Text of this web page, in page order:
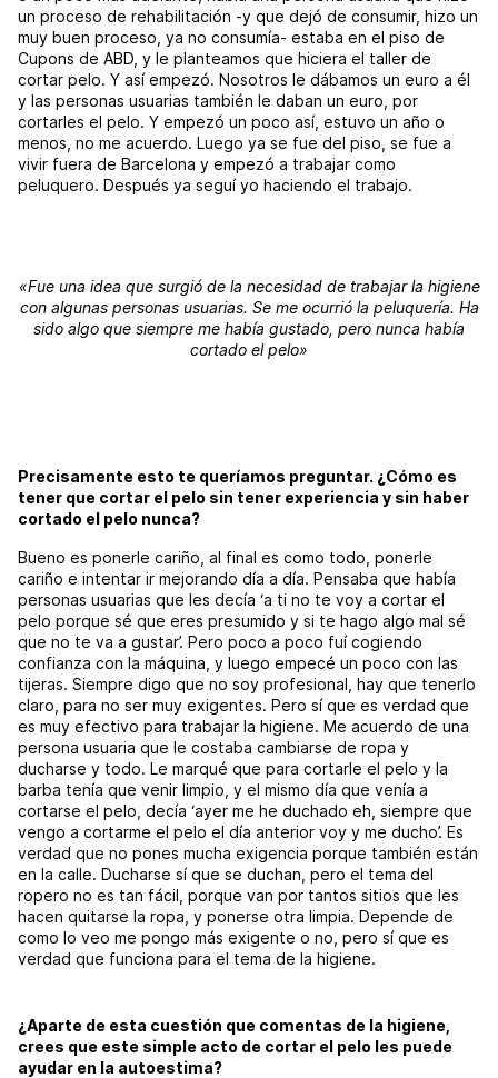
un proceso de rehabilitación -y que dejó de consumir, hizo un
muy buen proceso, ya no consumía- estaba en el piso de
Cupons de ABD, y le planteamos que hiciera el taller de
cortar pelo. Y así empezó. Nosotros le dábamos un euro a él
y las personas usuarias también le daban un euro, por
cortarles el pelo. Y empezó un poco así, estuvo un año o
menos, no me acuerdo. Luego ya se fue del piso, se fue a
vivir fuera de Barcelona y empezó a trabajar como
peluquero. Después ya seguí yo haciendo el trabajo.
«Fue una idea que surgió de la necesidad de trabajar la higiene
con algunas personas usuarias. Se me ocurrió la peluquería. Ha
sido algo que siempre me había gustado, pero nunca había
cortado el pelo»
Precisamente esto te queríamos preguntar. ¿Cómo es
tener que cortar el pelo sin tener experiencia y sin haber
cortado el pelo nunca?
Bueno es ponerle cariño, al final es como todo, ponerle
cariño e intentar ir mejorando día a día. Pensaba que había
personas usuarias que les decía ‘a ti no te voy a cortar el
pelo porque sé que eres presumido y si te hago algo mal sé
que no te va a gustar’. Pero poco a poco fuí cogiendo
confianza con la máquina, y luego empecé un poco con las
tijeras. Siempre digo que no soy profesional, hay que tenerlo
claro, para no ser muy exigentes. Pero sí que es verdad que
es muy efectivo para trabajar la higiene. Me acuerdo de una
persona usuaria que le costaba cambiarse de ropa y
ducharse y todo. Le marqué que para cortarle el pelo y la
barba tenía que venir limpio, y el mismo día que venía a
cortarse el pelo, decía ‘ayer me he duchado eh, siempre que
vengo a cortarme el pelo el día anterior voy y me ducho’. Es
verdad que no pones mucha exigencia porque también están
en la calle. Ducharse sí que se duchan, pero el tema del
ropero no es tan fácil, porque van por tantos sitios que les
hacen quitarse la ropa, y ponerse otra limpia. Depende de
como lo veo me pongo más exigente o no, pero sí que es
verdad que funciona para el tema de la higiene.
¿Aparte de esta cuestión que comentas de la higiene,
crees que este simple acto de cortar el pelo les puede
ayudar en la autoestima?